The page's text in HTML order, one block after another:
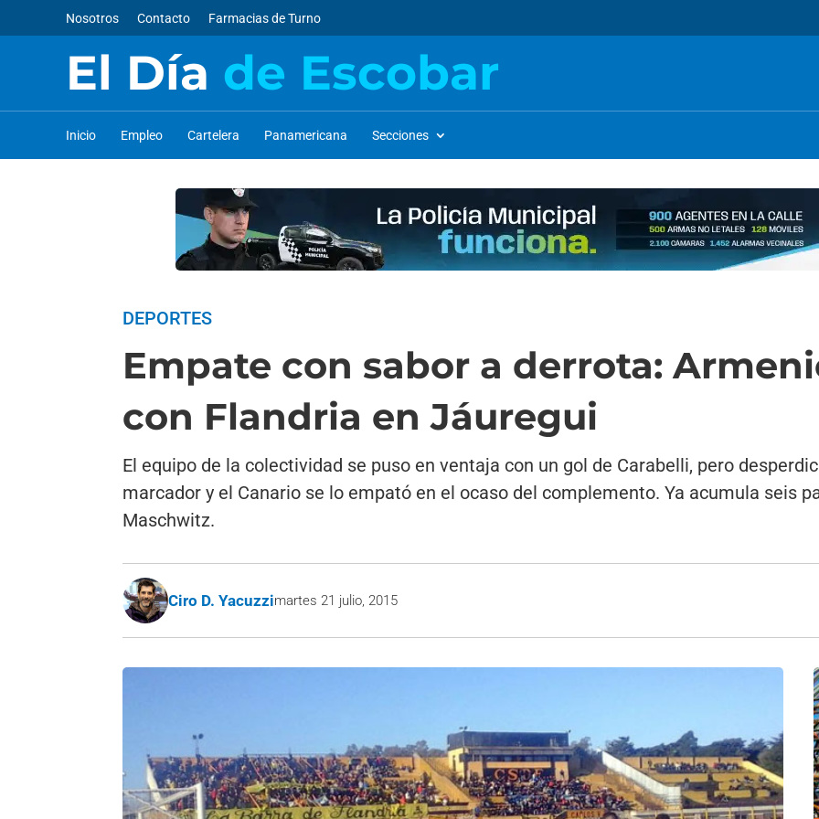
Nosotros Contacto Farmacias de Turno
El Día de Escobar
Inicio Empleo Cartelera Panamericana Secciones
DEPORTES
Empate con sabor a derrota:
con Flandria en Jáuregui
El equipo de la colectividad se puso en ventaja con un gol de Carabelli, pero
marcador y el Canario se lo empató en el ocaso del complemento. Ya acumula seis
Maschwitz.
Ciro D. Yacuzzimartes 21 julio, 2015